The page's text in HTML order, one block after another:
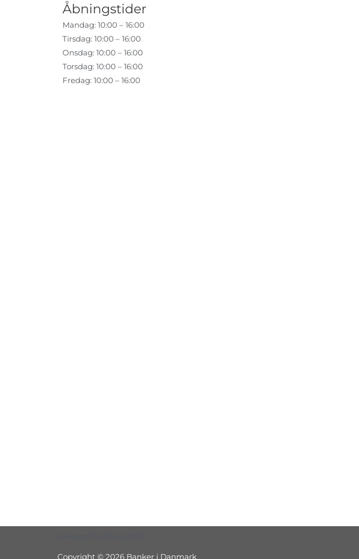
Åbningstider
Mandag: 10:00 – 16:00
Tirsdag: 10:00 – 16:00
Onsdag: 10:00 – 16:00
Torsdag: 10:00 – 16:00
Fredag: 10:00 – 16:00
Copyright © 2026 Banker i Danmark